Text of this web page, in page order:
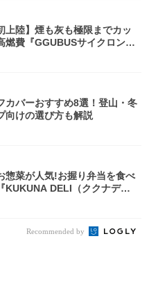
上陸】煙も灰も極限までカッ
燃費『GGUBUSサイクロン焚
カバーおすすめ8選！登山・冬
向けの選び方も解説
惣菜が人気!お握り弁当を食べ
KUKUNA DELI（ククナデ
Recommended by